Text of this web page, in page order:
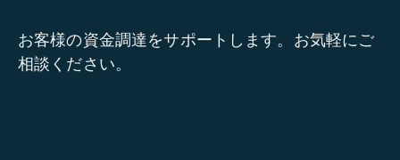
お客様の資金調達をサポートします。お気軽にご
相談ください。